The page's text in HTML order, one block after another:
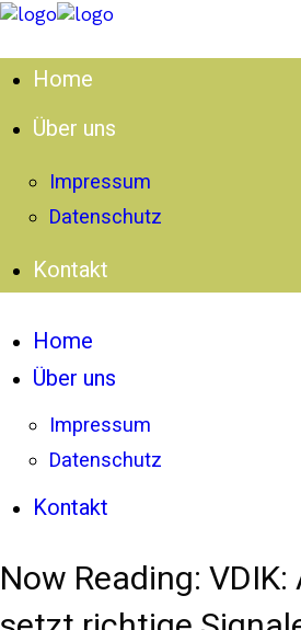
Home
Über uns
Impressum
Datenschutz
Kontakt
Home
Über uns
Impressum
Datenschutz
Kontakt
Now Reading: